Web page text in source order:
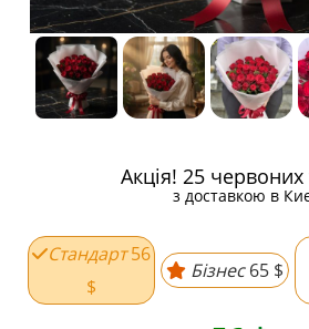
Акція! 25
з доставкою в
Стандарт 56
$
Бізнес 65 $